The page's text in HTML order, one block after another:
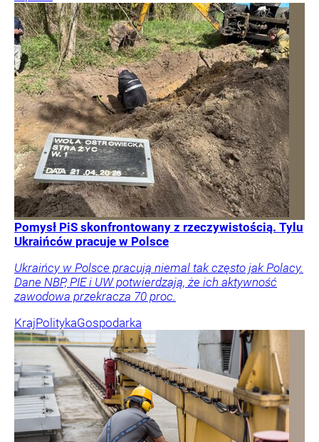
Pomysł PiS skonfrontowany z rzeczywistością. Tylu
Ukraińców pracuje w Polsce
Ukraińcy w Polsce pracują niemal tak często jak Polacy.
Dane NBP, PIE i UW potwierdzają, że ich aktywność
zawodowa przekracza 70 proc.
KrajPolitykaGospodarka